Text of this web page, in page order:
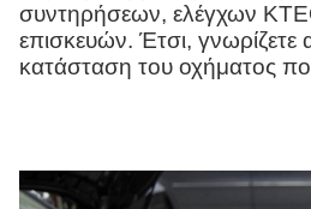
συντηρήσεων, ελέγχων
επισκευών. Έτσι, γνωρίζετε
κατάσταση του οχήματος